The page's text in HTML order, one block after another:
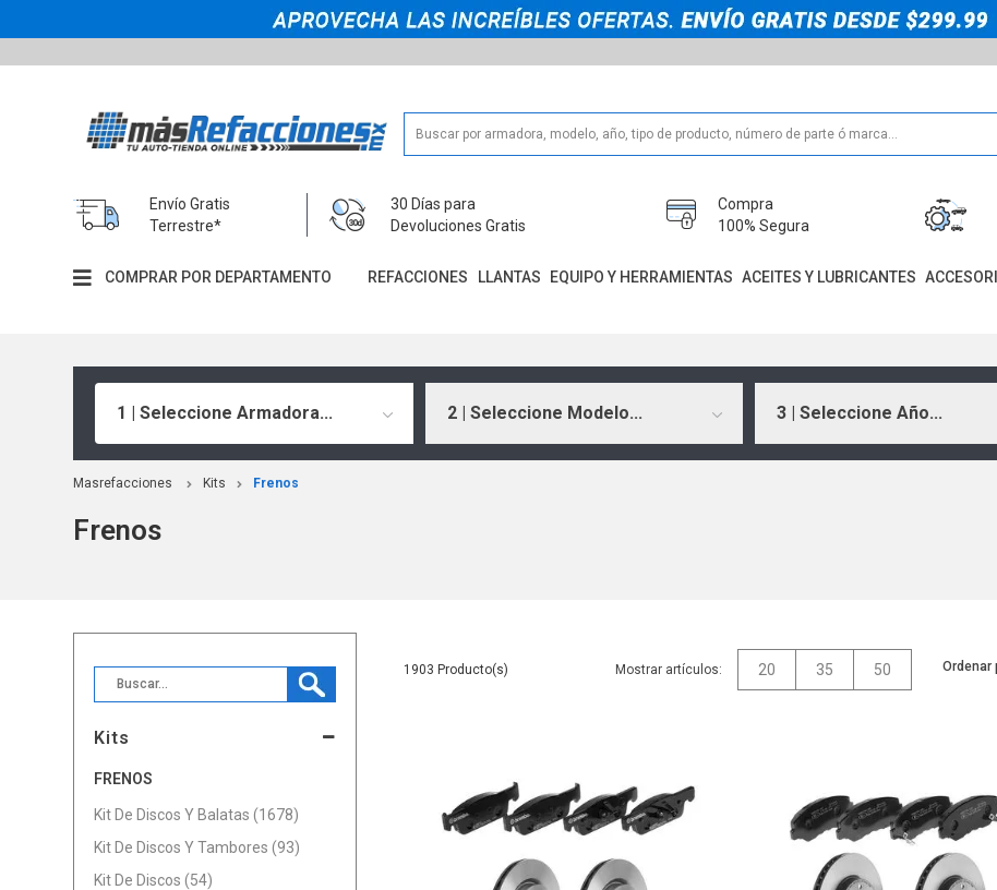
Envío Gratis
Terrestre*
30 Días para
Devoluciones Gratis
Compra
100% Segura
COMPRAR POR DEPARTAMENTO REFACCIONES LLANTAS EQUIPO Y HERRAMIENTAS ACEITES Y LUBRICANTES
1 | Seleccione Armadora... 2 | Seleccione Modelo... 3 | Seleccione Año...
Masrefacciones Kits Frenos
Frenos
Kits
FRENOS
Kit De Discos Y Balatas (1678)
Kit De Discos Y Tambores (93)
Kit De Discos (54)
1903 Mostrar artículos: 20 35 50 Ordenar